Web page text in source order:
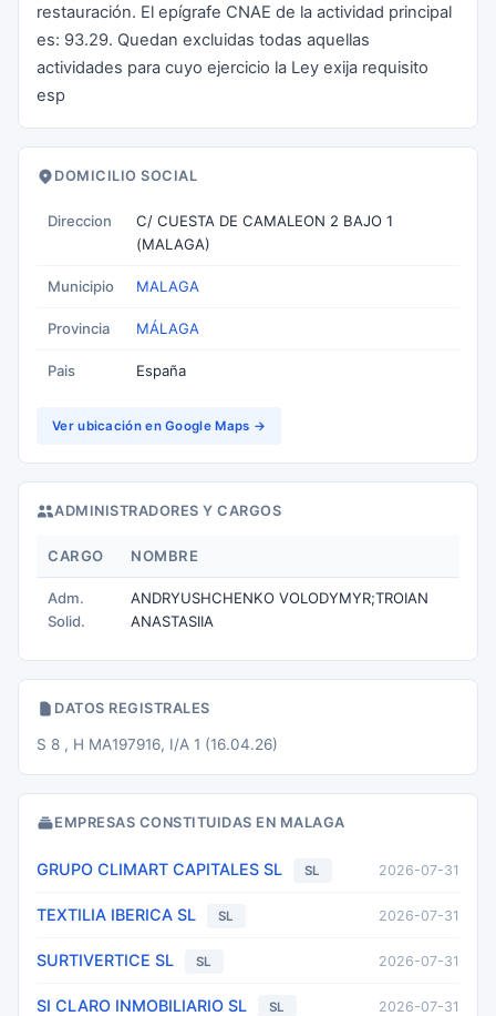
restauración. El epígrafe CNAE de la actividad principal
es: 93.29. Quedan excluidas todas aquellas
actividades para cuyo ejercicio la Ley exija requisito
esp
DOMICILIO SOCIAL
Direccion
C/ CUESTA DE CAMALEON 2 BAJO 1
(MALAGA)
Municipio MALAGA
Provincia MÁLAGA
Pais España
Ver ubicación en Google Maps →
ADMINISTRADORES Y CARGOS
CARGO NOMBRE
Adm.
Solid.
ANDRYUSHCHENKO VOLODYMYR;TROIAN
ANASTASIIA
DATOS REGISTRALES
S 8 , H MA197916, I/A 1 (16.04.26)
EMPRESAS CONSTITUIDAS EN MALAGA
GRUPO CLIMART CAPITALES SL SL 2026-07-31
TEXTILIA IBERICA SL SL 2026-07-31
SURTIVERTICE SL SL 2026-07-31
SI CLARO INMOBILIARIO SL SL 2026-07-31